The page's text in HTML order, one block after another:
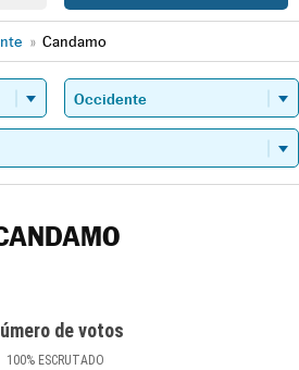
» Candamo
de votos
100% ESCRUTADO